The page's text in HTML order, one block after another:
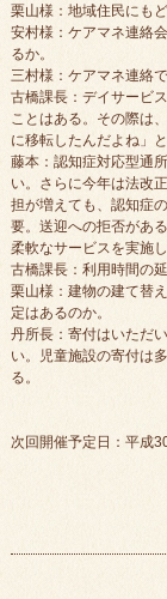
栗山様：地域住民にも
安村様：ケアマネ連絡
るか。
三村様：ケアマネ連絡
古橋課長：デイサービ
ことはある。その際は
に移転したんだよね」
藤本：認知症対応型通
い。さらに今年は法改
担が増えても、認知症
要。送迎への拒否があ
柔軟なサービスを実施し
古橋課長：利用時間の
栗山様：建物の建て替
定はあるのか。
丹所長：寄付はいただ
い。児童施設の寄付は
る。
次回開催予定日：平成